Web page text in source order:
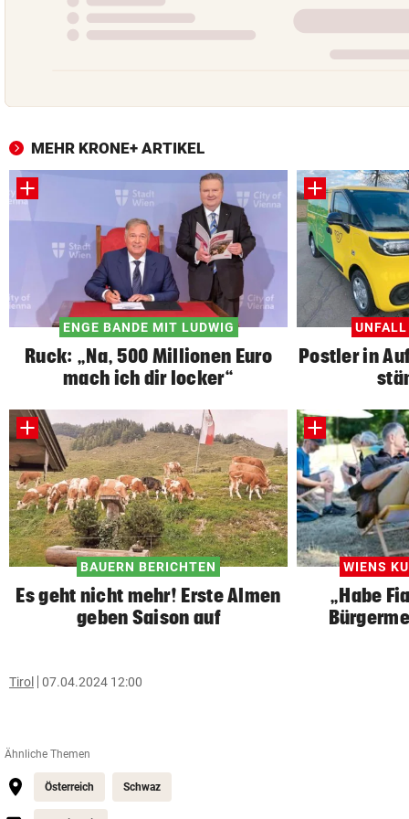
MEHR KRONE+ ARTIKEL
ENGE BANDE MIT LUDWIG
Ruck: „Na, 500 Millionen Euro
mach ich dir locker“
Postler in
BAUERN BERICHTEN
Es geht nicht mehr! Erste Almen
geben Saison auf
WIENS
„Habe
Tirol 07.04.2024 12:00
Ähnliche Themen
Österreich Schwaz